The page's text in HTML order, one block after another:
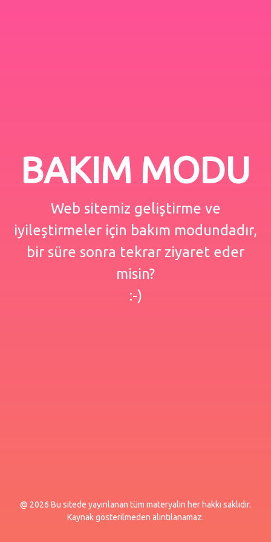
BAKIM MODU
Web sitemiz geliştirme ve
iyileştirmeler için bakım modundadır,
bir süre sonra tekrar ziyaret eder
misin?
:-)
@ 2026 Bu sitede yayınlanan tüm materyalin her hakkı saklıdır.
Kaynak gösterilmeden alıntılanamaz.